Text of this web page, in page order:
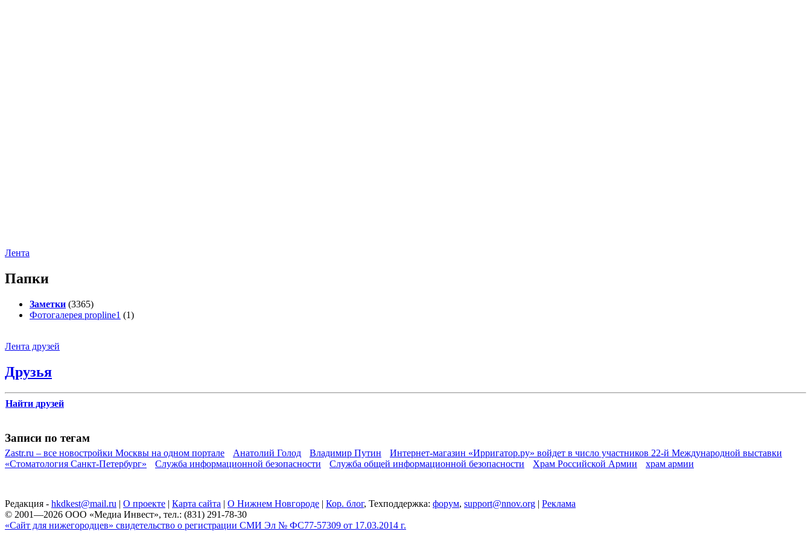
Лента
Папки
Заметки (3365)
Фотогалерея propline1 (1)
Лента друзей
Друзья
Найти друзей
Записи по тегам
Zastr.ru – все новостройки Москвы на одном портале Анатолий Голод Владимир Путин
Интернет-магазин «Ирригатор.ру» войдет в число участников 22-й Международной выставки
«Стоматология Санкт-Петербург»
Служба информационной безопасности Служба общей информационной безопасности Храм Российской Армии храм армии
Редакция - hkdkest@mail.ru | О проекте | Карта сайта | О Нижнем Новгороде | Кор. блог, Техподдержка: форум, support@nnov.org | Реклама
© 2001—2026 ООО «Медиа Инвест», тел.: (831) 291-78-30
«Сайт для нижегородцев» свидетельство о регистрации СМИ Эл № ФС77-57309 от 17.03.2014 г.